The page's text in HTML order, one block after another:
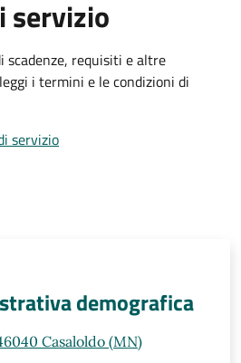
servizio
scadenze, requisiti e altre
i termini e le condizioni di
servizio
demografica
Casaloldo (MN)